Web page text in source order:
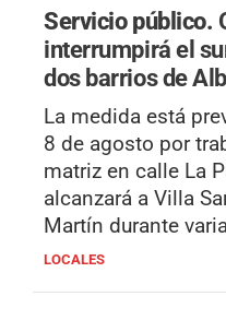
Servicio público.
interrumpirá el
dos barrios de
La medida está
8 de agosto por
matriz en calle La
alcanzará a Villa
Martín durante
LOCALES